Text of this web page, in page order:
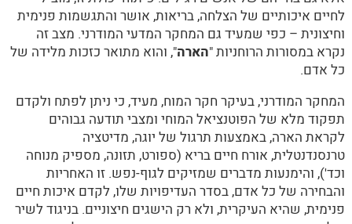
לחיים איכותיים של הצלחה, בריאות, אושר והתגשמות פנימית
וחיצונית – כפי שמעיד גם המחקר המדעי המודרני. מצב זה
נקרא במסורות הרוחניות "הארה", והוא מתואר כזכות מלידה של
כל אדם.
המחקר המודרני, בעיקר חקר המוח, מעיד, כי ניתן לפתח ולקדם
תפקוד מלא של הפוטנציאל המוחי ומצבי תודעה גבוהים
לקראת הארה, באמצעות תרגול של יוגה, מדיטציה
טרנסנדנטלית, אורח חיים בריא (ספורט, תזונה, מספיק מנוחה
וכד'), והימנעות מדברים שמזיקים לגוף-נפש. זו האחריות
והבחירה של כל אדם, בסדר העדיפויות שלו, לקדם איכות חיים
פנימית, שהיא העיקרית, ולא רק הישגים חיצוניים. בניגוד לשיר